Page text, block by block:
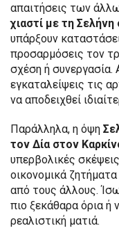
απαιτήσεις των
χιαστί με τη
υπάρξουν
προσαρμόσεις τον
σχέση ή συνεργασία.
εγκαταλείψεις τις
να αποδειχθεί
Παράλληλα, η όψη
τον Δία στον
υπερβολικές
οικονομικά
από τους άλλους.
πιο ξεκάθαρα όρια ή
ρεαλιστική ματιά.